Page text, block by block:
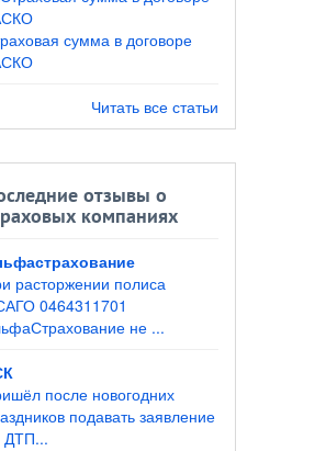
сумма в договоре
Читать все статьи
отзывы о
компаниях
расторжении полиса
0464311701
не ...
после новогодних
подавать заявление
ДТП...